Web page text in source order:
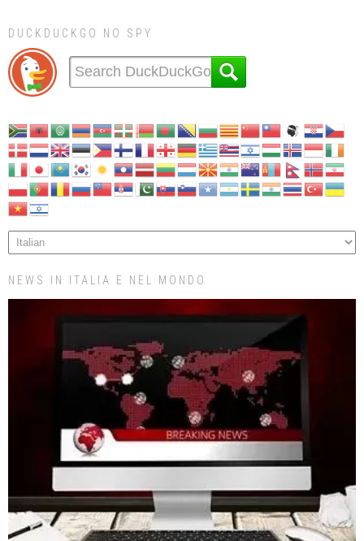
DUCKDUCKGO NO SPY
NEWS IN ITALIA E NEL MONDO